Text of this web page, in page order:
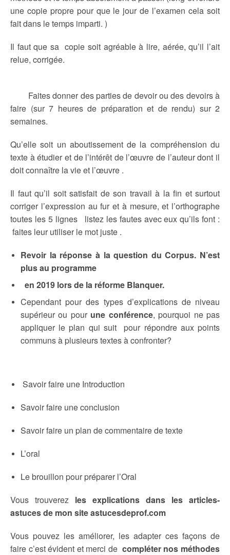
une copie propre pour que le jour de l’examen cela soit
fait dans le temps imparti. )
Il faut que sa copie soit agréable à lire, aérée, qu’il l’ait
relue, corrigée.
Faites donner des parties de devoir ou des devoirs à
faire (sur 7 heures de préparation et de rendu) sur 2
semaines.
Qu’elle soit un aboutissement de la compréhension du
texte à étudier et de l’intérêt de l’œuvre de l’auteur dont il
doit connaître la vie et l’œuvre .
Il faut qu’il soit satisfait de son travail à la fin et surtout
corriger l’expression au fur et à mesure, et l’orthographe
toutes les 5 lignes listez les fautes avec eux qu’ils font :
faites leur utiliser le mot juste .
Revoir la réponse à la question du Corpus. N’est
plus au programme
en 2019 lors de la réforme Blanquer.
Cependant pour des types d’explications de niveau
supérieur ou pour une conférence, pourquoi ne pas
appliquer le plan qui suit pour répondre aux points
communs à plusieurs textes à confronter?
Savoir faire une Introduction
Savoir faire une conclusion
Savoir faire un plan de commentaire de texte
L’oral
Le brouillon pour préparer l’Oral
Vous trouverez les explications dans les articles-
astuces de mon site astucesdeprof.com
Vous pouvez les améliorer, les adapter ces façons de
faire c’est évident et merci de compléter nos méthodes